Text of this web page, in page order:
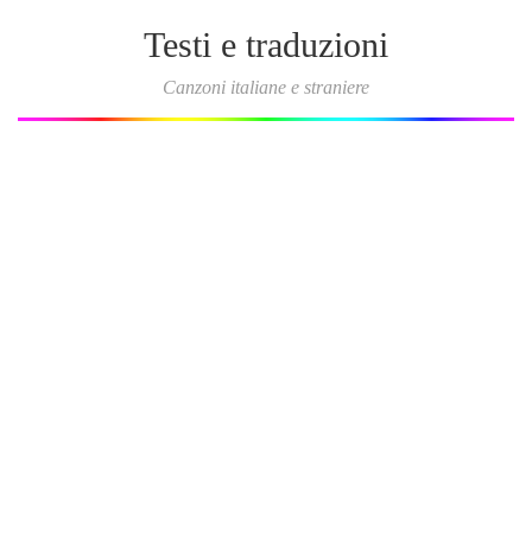
Testi e traduzioni
Canzoni italiane e straniere